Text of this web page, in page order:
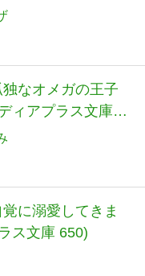
なオメガの王子
ィアプラス文庫
に溺愛してきま
ス文庫 650)